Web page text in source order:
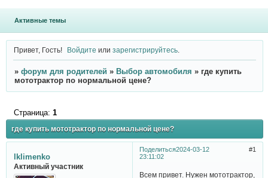
Активные темы
Привет, Гость! Войдите илизарегистрируйтесь
» форум для родителей » Выбор автомобиля » где купить
мототрактор по нормальной цене?
где купить мототрактор по нормальной цене?
Страница: 1
Поделиться 1
2024-03-12
23:11:02
lklimenko
Активный участник
Всем привет. Нужен мототрактор,